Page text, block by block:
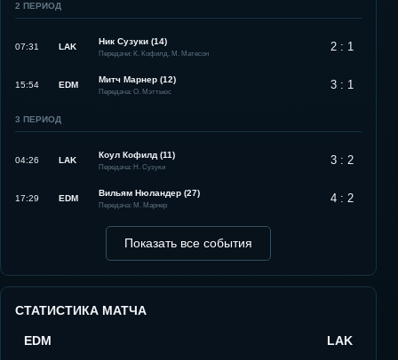
2 ПЕРИОД
07:31 LAK
Ник Сузуки (14)
Передачи: К. Кофилд, М. Матесон 2 : 1
15:54 EDM
Митч Марнер (12)
Передача: О. Мэттьюс 3 : 1
3 ПЕРИОД
04:26 LAK
Коул Кофилд (11)
Передача: Н. Сузуки 3 : 2
17:29 EDM
Вильям Нюландер (27)
Передача: М. Марнер 4 : 2
Показать все события
СТАТИСТИКА МАТЧА
EDM LAK